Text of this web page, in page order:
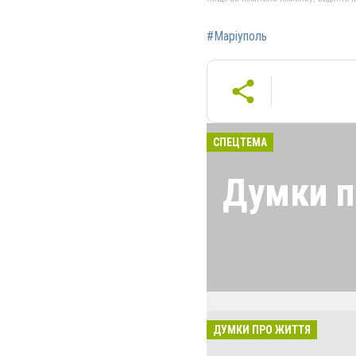
#Маріуполь
СПЕЦТЕМА
Думки
о себе. Без
правда жизни.
ДУМКИ ПРО ЖИТТЯ